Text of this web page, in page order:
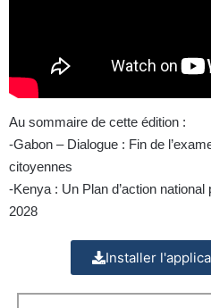
Au sommaire de cette édition :
-Gabon – Dialogue : Fin de
citoyennes
-Kenya : Un Plan d’action
2028
Installer